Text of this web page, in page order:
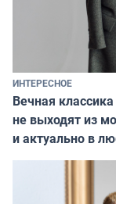
ИНТЕРЕСНОЕ
Вечная
не выходят из
и актуально в